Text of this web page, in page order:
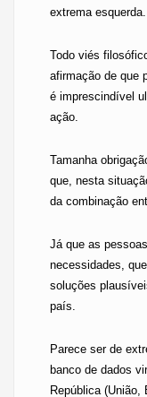
extrema esquerda.
Todo viés
afirmação de que
é imprescindível
ação.
Tamanha
que, nesta
da combinação
Já que as
necessidades,
soluções
país.
Parece ser de
banco de dados
República